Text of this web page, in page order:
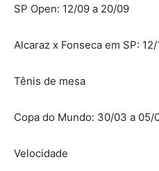
SP Open: 12/09 a 20/09
Alcaraz x Fonseca em SP: 12/
Tênis de mesa
Copa do Mundo: 30/03 a 05/
Velocidade